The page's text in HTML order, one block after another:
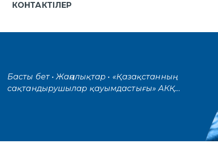
КОНТАКТІЛЕР
Басты бет • Жаңалықтар • «Қазақстанның
сақтандырушылар қауымдастығы» АКҚ...